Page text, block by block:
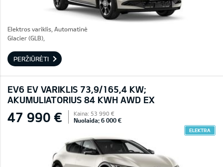
Elektros variklis, Automatinė
Glacier (GLB),
PERŽIŪRĖTI
EV6 EV VARIKLIS 73,9/165,4 KW;
AKUMULIATORIUS 84 KWH AWD EX
47 990 € Kaina: 53 990 €
Nuolaida: 6 000 €
ELEKTRA